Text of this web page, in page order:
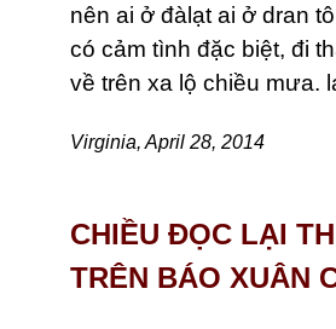
nên ai ở đàlạt ai ở dran
có cảm tình đặc biệt, đi
về trên xa lộ chiều mưa.
Virginia, April 28, 2014
CHIỀU ĐỌC LẠI
TRÊN BÁO XUÂN